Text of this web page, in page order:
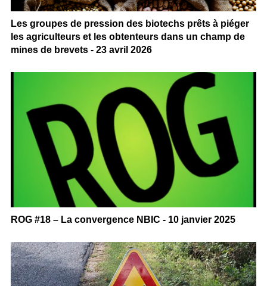
Les groupes de pression des biotechs prêts à piéger
les agriculteurs et les obtenteurs dans un champ de
mines de brevets - 23 avril 2026
ROG #18 – La convergence NBIC - 10 janvier 2025